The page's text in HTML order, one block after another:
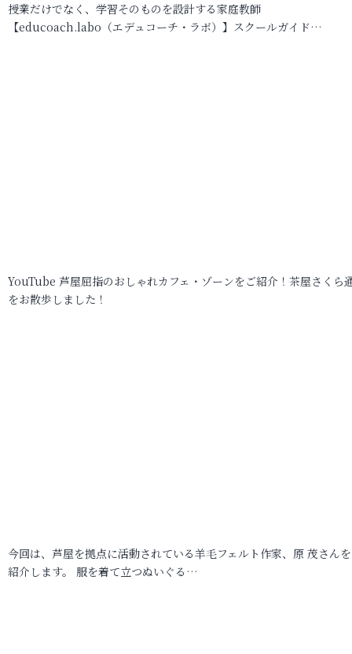
授業だけでなく、学習そのものを設計する家庭教師
【educoach.labo（エデュコーチ・ラボ）】スクールガイド…
YouTube 芦屋屈指のおしゃれカフェ・ゾーンをご紹介！茶屋さくら
をお散歩しました！
今回は、芦屋を拠点に活動されている羊毛フェルト作家、原 茂さん
紹介します。 服を着て立つぬいぐる…